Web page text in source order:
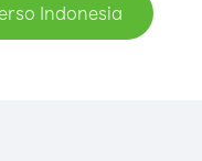
Indonesia